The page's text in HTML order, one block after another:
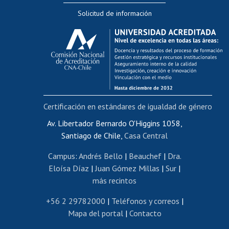
Evaluación docente
Calificación académica
Postulación al AUCAI
Funcionarias/os
Cursos internos de capacitación
Bienestar del personal
Portal de movilidad interna
Certificado de renta
Certificado de renta honorarios
Editar páginas blancas
Extranjeras/os
Revalidación y reconocimiento de títulos
Postulación al Programa de Movilidad Estudiantil
Solicitud de información
Av. Libertador Bernardo O'Higgins 1058,
Santiago de Chile, Casa Central
Campus: Andrés Bello | Beauchef| Dra.
Eloísa Díaz | Juan Gómez Millas | Sur |
más recintos
+56 2 29782000 | Teléfonos y correos |
Mapa del portal| Contacto
Certificación en estándares de igualdad de género